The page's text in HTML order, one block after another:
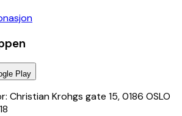
Play
Christian Krohgs gate 15, 0186 OSLO